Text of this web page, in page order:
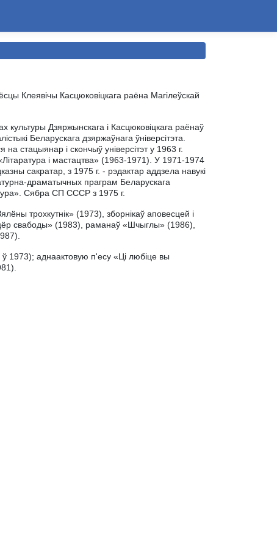
Клеявічы Касцюковіцкага раёна Магілеўскай
культуры Дзяржынскага і Касцюковіцкага раёнаў
Беларускага дзяржаўнага ўніверсітэта.
стацыянар і скончыў універсітэт у 1963 г.
і мастацтва» (1963-1971). У 1971-1974
сакратар, з 1975 г. - рэдактар аддзела навукі
драматычных праграм Беларускага
Сябра СП СССР з 1975 г.
трохкутнік» (1973), зборнікаў аповесцей і
свабоды» (1983), раманаў «Шчыглы» (1986),
1973); аднаактовую п'есу «Ці любіце вы